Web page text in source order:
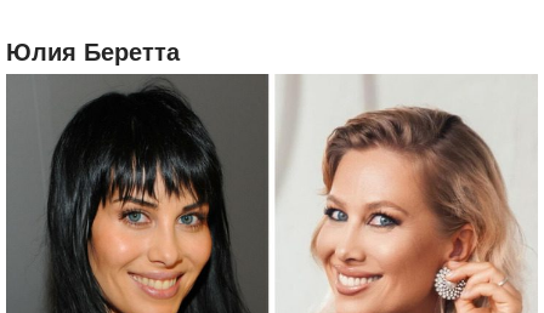
Юлия Беретта